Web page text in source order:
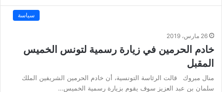
سياسة
26 مارس، 2019
خادم الحرمين في زيارة رسمية لتونس الخميس
المقبل
منال مبروك قالت الرئاسة التونسية، أن خادم الحرمين الشريفين الملك
سلمان بن عبد العزيز سوف يقوم بزيارة رسمية الخميس…